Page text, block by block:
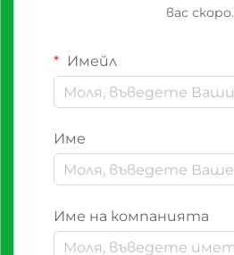
вас скоро.
Имейл
Име
Име на компанията